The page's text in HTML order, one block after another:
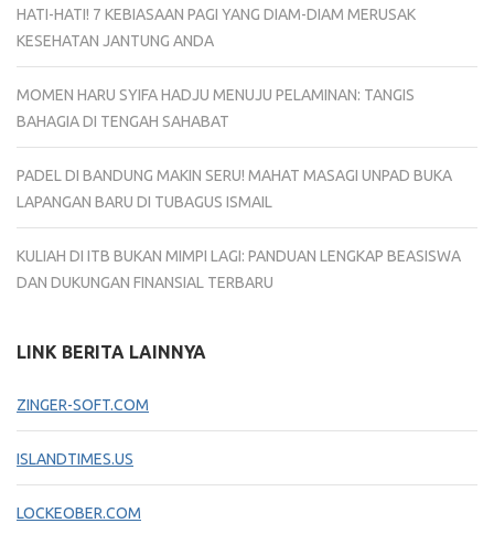
HATI-HATI! 7 KEBIASAAN PAGI YANG DIAM-DIAM MERUSAK
KESEHATAN JANTUNG ANDA
MOMEN HARU SYIFA HADJU MENUJU PELAMINAN: TANGIS
BAHAGIA DI TENGAH SAHABAT
PADEL DI BANDUNG MAKIN SERU! MAHAT MASAGI UNPAD BUKA
LAPANGAN BARU DI TUBAGUS ISMAIL
KULIAH DI ITB BUKAN MIMPI LAGI: PANDUAN LENGKAP BEASISWA
DAN DUKUNGAN FINANSIAL TERBARU
LINK BERITA LAINNYA
ZINGER-SOFT.COM
ISLANDTIMES.US
LOCKEOBER.COM